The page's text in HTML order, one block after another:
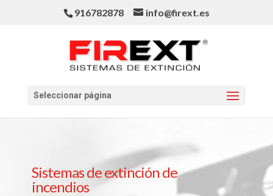
916782878 info@firext.es
Seleccionar página
Sistemas de extinción de
incendios